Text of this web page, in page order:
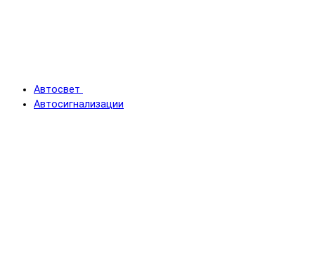
Автосвет
Автосигнализации